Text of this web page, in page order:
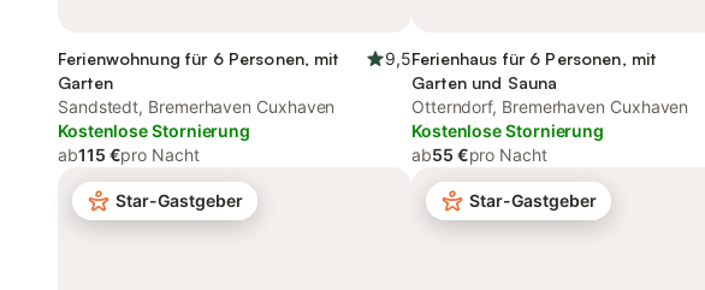
Ferienwohnung für 6 Personen, mit
Garten
9,5
Sandstedt, Bremerhaven Cuxhaven
Kostenlose Stornierung
ab115 €pro Nacht
Ferienhaus für 6 Personen, mit
Garten und Sauna
Otterndorf, Bremerhaven Cuxhaven
Kostenlose Stornierung
ab55 €pro Nacht
Star-Gastgeber Star-Gastgeber